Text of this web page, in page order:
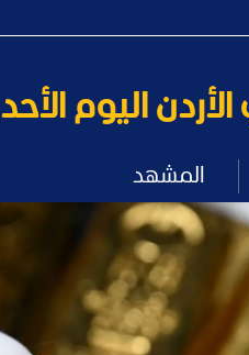
17/5/2026.. توقعات عيار 24
المشهد